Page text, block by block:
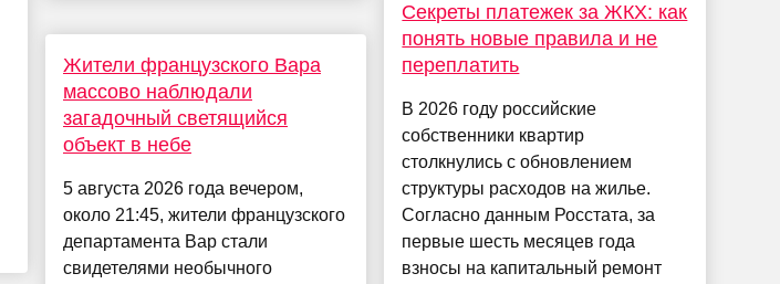
Жители французского Вара
массово наблюдали
загадочный светящийся
объект в небе
5 августа 2026 года вечером,
около 21:45, жители французского
департамента Вар стали
свидетелями необычного
Секреты платежек за ЖКХ: как
понять новые правила и не
переплатить
В 2026 году российские
собственники квартир
столкнулись с обновлением
структуры расходов на жилье.
Согласно данным Росстата, за
первые шесть месяцев года
взносы на капитальный ремонт